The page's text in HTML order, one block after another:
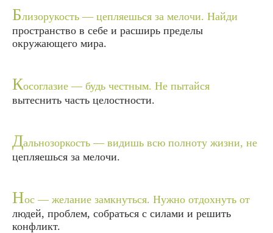
Близорукость — цепляешься за мелочи. Найди
пространство в себе и расширь пределы
окружающего мира.
Косоглазие — будь честным. Не пытайся
вытеснить часть целостности.
Дальнозоркость — видишь всю полноту жизни, не
цепляешься за мелочи.
Нос — желание замкнуться. Нужно отдохнуть от
людей, проблем, собраться с силами и решить
конфликт.